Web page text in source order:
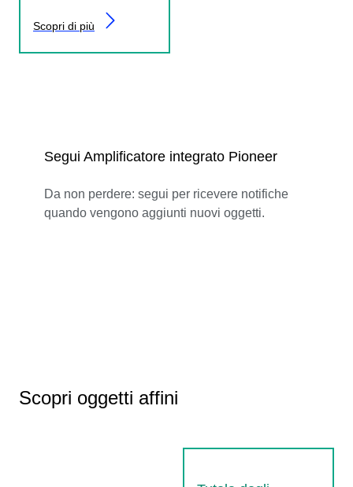
Scopri di più
Segui Amplificatore integrato Pioneer
Da non perdere: segui per ricevere notifiche
quando vengono aggiunti nuovi oggetti.
Scopri oggetti affini